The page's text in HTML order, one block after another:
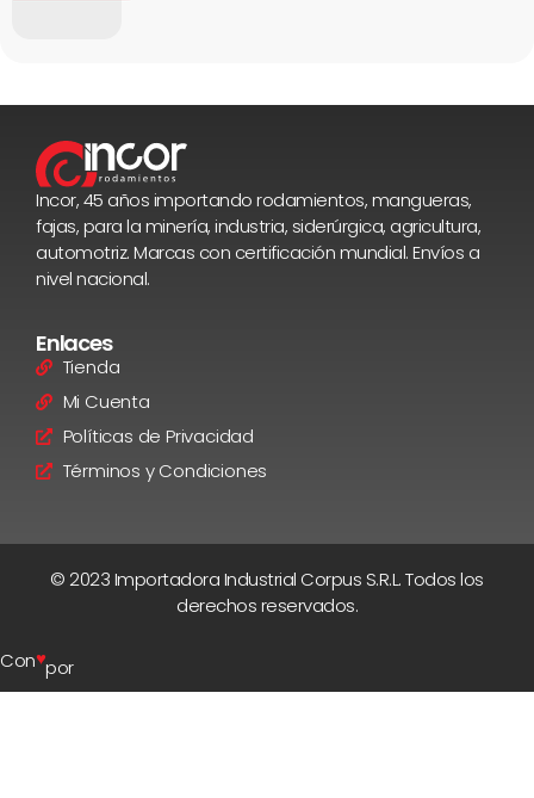
Incor, 45 años importando rodamientos, mangueras,
fajas, para la minería, industria, siderúrgica, agricultura,
automotriz. Marcas con certificación mundial. Envíos a
nivel nacional.
Enlaces
Tienda
Mi Cuenta
Políticas de Privacidad
Términos y Condiciones
© 2023 Importadora Industrial Corpus S.R.L. Todos los
derechos reservados.
Con♥por